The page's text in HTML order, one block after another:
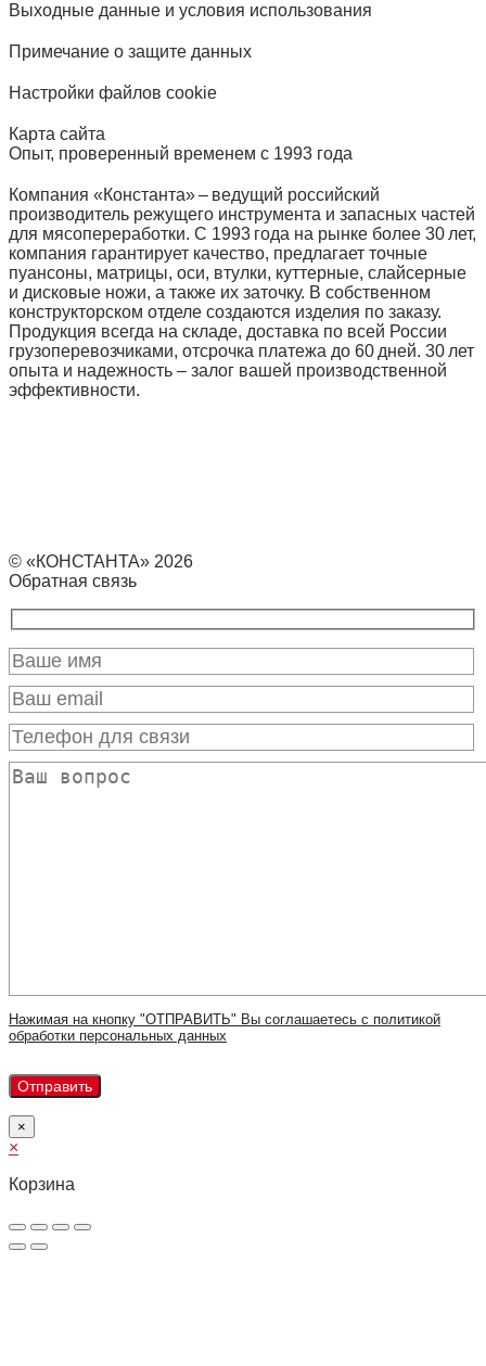
Выходные данные и условия использования
Примечание о защите данных
Настройки файлов cookie
Карта сайта
Опыт, проверенный временем с 1993 года
Компания «Константа» – ведущий российский
производитель режущего инструмента и запасных частей
для мясопереработки. С 1993 года на рынке более 30 лет,
компания гарантирует качество, предлагает точные
пуансоны, матрицы, оси, втулки, куттерные, слайсерные
и дисковые ножи, а также их заточку. В собственном
конструкторском отделе создаются изделия по заказу.
Продукция всегда на складе, доставка по всей России
грузоперевозчиками, отсрочка платежа до 60 дней. 30 лет
опыта и надежность – залог вашей производственной
эффективности.
© «КОНСТАНТА» 2026
Обратная связь
Нажимая на кнопку "ОТПРАВИТЬ" Вы соглашаетесь с политикой
обработки персональных данных
×
×
Корзина